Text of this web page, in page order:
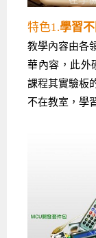
特色1.學習
教學內容由各
華內容，此外
課程其實驗板
不在教室，學